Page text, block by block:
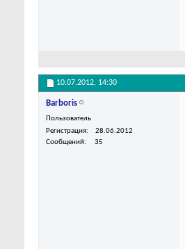
10.07.2012, 14:30
Barboris
Пользователь
Регистрация
28.06.2012
Сообщений
35